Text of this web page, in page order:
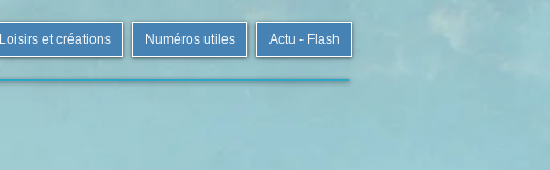
Loisirs et créations Numéros utiles Actu - Flash